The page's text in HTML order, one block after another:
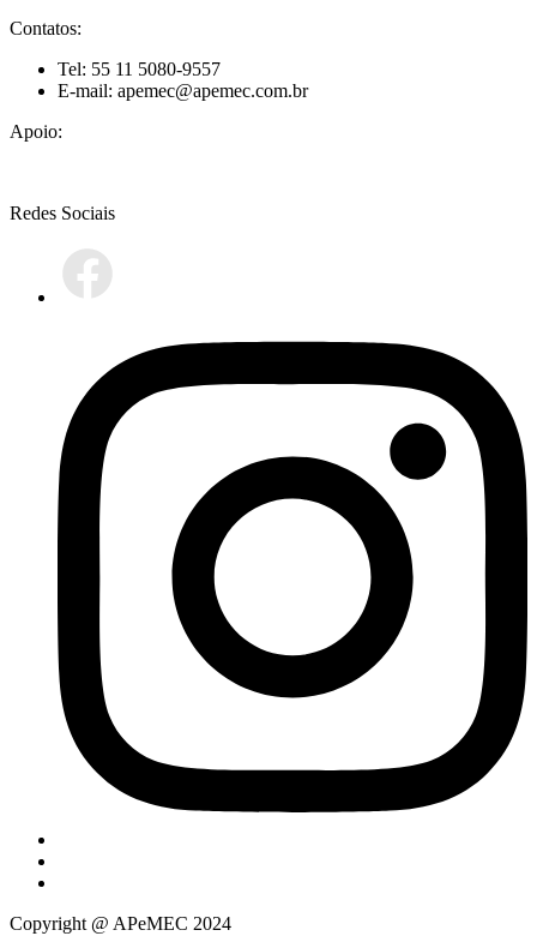
Contatos:
Tel: 55 11 5080-9557
E-mail: apemec@apemec.com.br
Apoio:
Redes Sociais
Copyright @ APeMEC 2024